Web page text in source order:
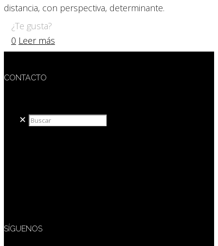
distancia, con perspectiva, determinante.
¿Te gusta?
0 Leer más
CONTACTO
✕
SÍGUENOS